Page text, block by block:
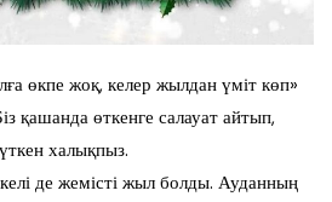
өкпе жоқ, келер жылдан үміт көп»
қашанда өткенге салауат айтып,
халықпыз.
де жемісті жыл болды. Ауданның